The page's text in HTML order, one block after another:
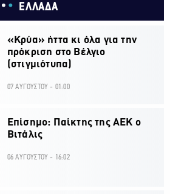
ΕΛΛΑΔΑ
«Κρύα» ήττα κι όλα για την
πρόκριση στο Βέλγιο
(στιγμιότυπα)
07 ΑΥΓΟΥΣΤΟΥ - 01:00
Επίσημο: Παίκτης της ΑΕΚ ο
Βιτάλις
06 ΑΥΓΟΥΣΤΟΥ - 16:02